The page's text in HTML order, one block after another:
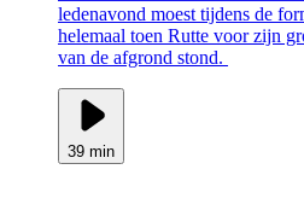
ledenavond moest tijdens de
helemaal toen Rutte voor zijn
van de afgrond stond.
39 min